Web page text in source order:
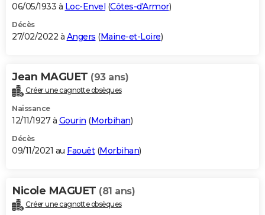
06/05/1933 à Loc-Envel (Côtes-d'Armor)
Décès
27/02/2022 à Angers (Maine-et-Loire)
Jean MAGUET (93 ans)
Créer une cagnotte obsèques
Naissance
12/11/1927 à Gourin (Morbihan)
Décès
09/11/2021 au Faouët(Morbihan)
Nicole MAGUET (81 ans)
Créer une cagnotte obsèques